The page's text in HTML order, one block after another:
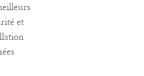
et